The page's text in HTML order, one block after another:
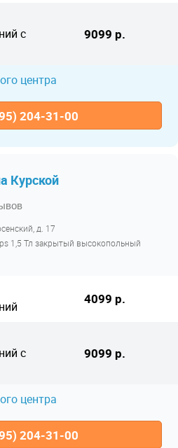
с
9099 р.
центра
204-31-00
Курской
д. 17
1,5 Тл закрытый высокопольный
4099 р.
с
9099 р.
центра
204-31-00